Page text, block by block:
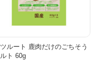
ルート 鹿肉だけのごちそう
ト 60g